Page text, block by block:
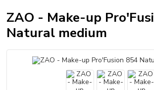
ZAO - Make-up
Natural medium